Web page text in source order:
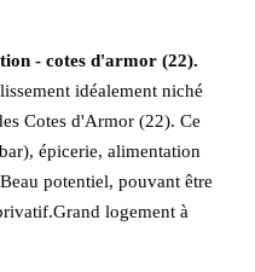
- cotes d'armor (22).
idéalement niché
Cotes d'Armor (22). Ce
épicerie, alimentation
potentiel, pouvant être
logement à